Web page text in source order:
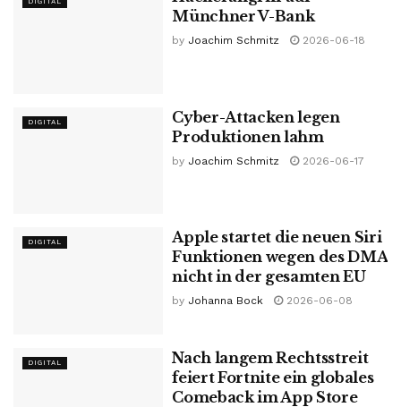
Münchner V-Bank
by Joachim Schmitz 2026-06-18
DIGITAL
Cyber-Attacken legen
Produktionen lahm
by Joachim Schmitz 2026-06-17
DIGITAL
Apple startet die neuen Siri
Funktionen wegen des DMA
nicht in der gesamten EU
by Johanna Bock 2026-06-08
DIGITAL
Nach langem Rechtsstreit
feiert Fortnite ein globales
Comeback im App Store